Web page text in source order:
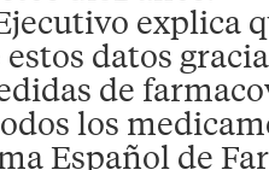
explica
datos
de
los
Español de